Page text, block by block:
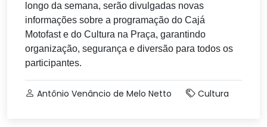
longo da semana, serão divulgadas novas
informações sobre a programação do Cajá
Motofast e do Cultura na Praça, garantindo
organização, segurança e diversão para todos os
participantes.
Antônio Venâncio de Melo Netto Cultura